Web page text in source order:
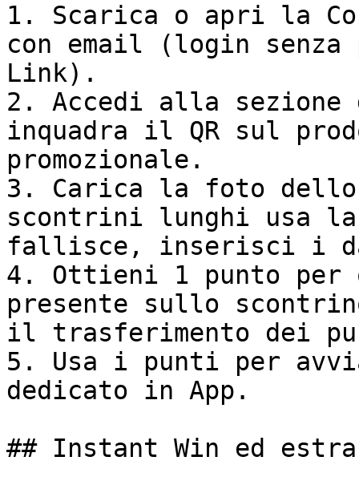
1. Scarica o apri la
con email (login senza
Link).
2. Accedi alla sezione
inquadra il QR sul
promozionale.
3. Carica la foto
scontrini lunghi usa
fallisce, inserisci i
4. Ottieni 1 punto per
presente sullo
il trasferimento dei
5. Usa i punti per
dedicato in App.
## Instant Win ed